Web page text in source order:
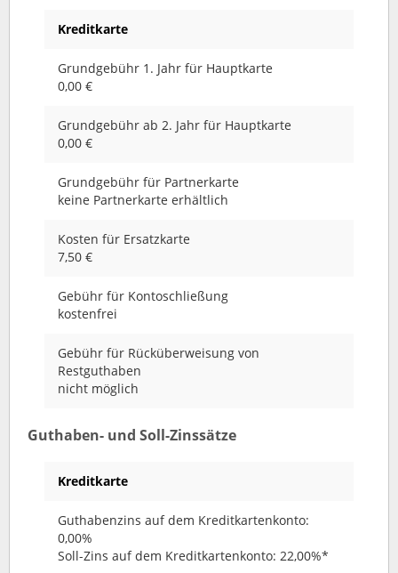
Kreditkarte
Grundgebühr 1. Jahr für Hauptkarte
0,00 €
Grundgebühr ab 2. Jahr für Hauptkarte
0,00 €
Grundgebühr für Partnerkarte
keine Partnerkarte erhältlich
Kosten für Ersatzkarte
7,50 €
Gebühr für Kontoschließung
kostenfrei
Gebühr für Rücküberweisung von
Restguthaben
nicht möglich
Guthaben- und Soll-Zinssätze
Kreditkarte
Guthabenzins auf dem Kreditkartenkonto:
0,00%
Soll-Zins auf dem Kreditkartenkonto: 22,00%*